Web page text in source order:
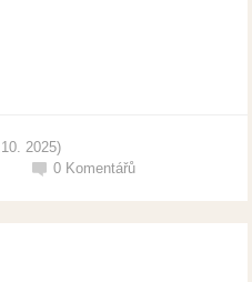
2025)
0 Komentářů